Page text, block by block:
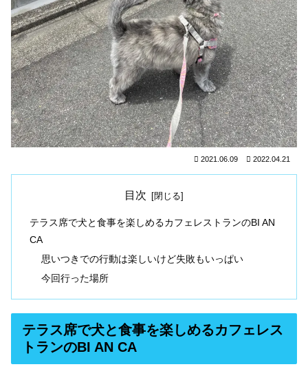
2021.06.09 2022.04.21
目次
テラス席で犬と食事を楽しめるカフェレストランのBI AN
CA
思いつきでの行動は楽しいけど失敗もいっぱい
今回行った場所
テラス席で犬と食事を楽しめるカフェレス
トランのBI AN CA